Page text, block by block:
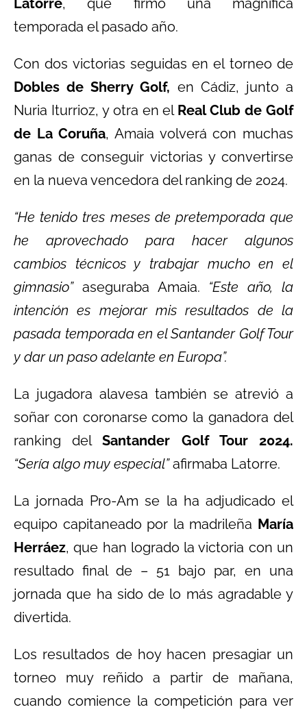
temporada el pasado año.
Con dos victorias seguidas en el torneo de
Dobles de Sherry Golf, en Cádiz, junto a
Nuria Iturrioz, y otra en el Real Club de Golf
de La Coruña, Amaia volverá con muchas
ganas de conseguir victorias y convertirse
en la nueva vencedora del ranking de 2024.
“He tenido tres meses de pretemporada que
he aprovechado para hacer algunos
cambios técnicos y trabajar mucho en el
gimnasio”aseguraba Amaia. “Este año, la
intención es mejorar mis resultados de la
pasada temporada en el Santander Golf Tour
y dar un paso adelante en Europa”.
La jugadora alavesa también se atrevió a
soñar con coronarse como la ganadora del
ranking delSantander Golf Tour 2024.
“Sería algo muy especial”afirmaba Latorre.
La jornada Pro-Am se la ha adjudicado el
equipo capitaneado por la madrileña María
Herráez, que han logrado la victoria con un
resultado final de – 51 bajo par, en una
jornada que ha sido de lo más agradable y
divertida.
Los resultados de hoy hacen presagiar un
torneo muy reñido a partir de mañana,
cuando comience la competición para ver